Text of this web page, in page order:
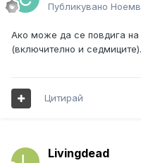
Публикувано
Ако може да се повдига
(включително и
Цитирай
Livingdead